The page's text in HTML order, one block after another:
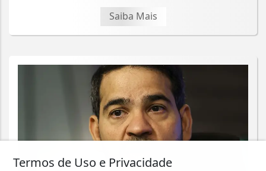
Saiba Mais
Termos de Uso e Privacidade